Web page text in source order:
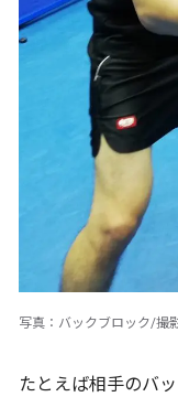
写真：バックブロック/撮
たとえば相手のバ